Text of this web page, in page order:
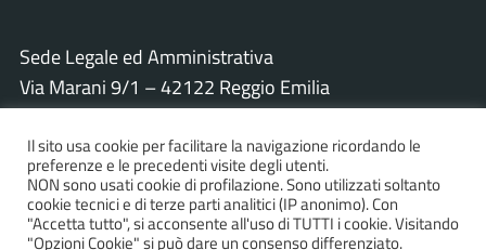
Sede Legale ed Amministrativa
Via Marani 9/1 – 42122 Reggio Emilia
Tel. 0522 571011 – Fax 0522 571030
Cod. Fisc. e P.IVA 01925120352
PEC:asp.re@pcert.postecert.it
E-mail:info@asp.re.it
Il sito usa cookie per facilitare la navigazione ricordando le
preferenze e le precedenti visite degli utenti.
NON sono usati cookie di profilazione. Sono utilizzati soltanto
cookie tecnici e di terze parti analitici (IP anonimo). Con
"Accetta tutto", si acconsente all'uso di TUTTI i cookie. Visitando
"Opzioni Cookie" si può dare un consenso differenziato.